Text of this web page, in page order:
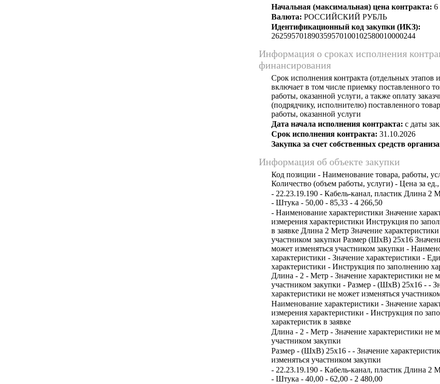
Начальная (максимальная) цена контракта: 6
Валюта: РОССИЙСКИЙ РУБЛЬ
Идентификационный код закупки (ИКЗ):
262595701890359570100102580010000244
Информация о сроках исполнения
финансирования
Срок исполнения контракта (отдельных этапов
включает в том числе приемку поставленного
работы, оказанной услуги, а также оплату
(подрядчику, исполнителю) поставленного
работы, оказанной услуги
Дата начала исполнения контракта: с даты
Срок исполнения контракта: 31.10.2026
Закупка за счет собственных средств
Информация об объекте закупки
Код позиции - Наименование товара, работы,
Количество (объем работы, услуги) - Цена за
- 22.23.19.190 - Кабель-канал, пластик Длина
- Штука - 50,00 - 85,33 - 4 266,50
- Наименование характеристики Значение
измерения характеристики Инструкция по
в заявке Длина 2 Метр Значение
участником закупки Размер (ШхВ) 25х16
может изменяться участником закупки -
характеристики - Значение характеристики -
характеристики - Инструкция по заполнению
Длина - 2 - Метр - Значение характеристики не
участником закупки - Размер - (ШхВ) 25х16 - -
характеристики не может изменяться
Наименование характеристики - Значение
измерения характеристики - Инструкция по
характеристик в заявке
Длина - 2 - Метр - Значение характеристики не
участником закупки
Размер - (ШхВ) 25х16 - - Значение
изменяться участником закупки
- 22.23.19.190 - Кабель-канал, пластик Длина
- Штука - 40,00 - 62,00 - 2 480,00